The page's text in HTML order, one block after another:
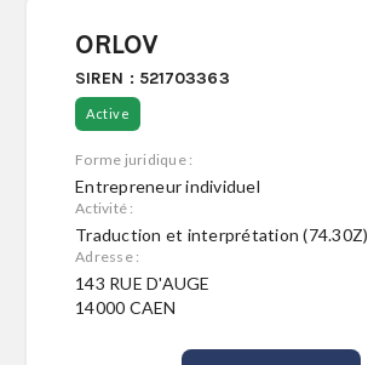
ORLOV
SIREN : 521703363
Active
Forme juridique :
Entrepreneur individuel
Activité :
Traduction et interprétation (74.30Z)
Adresse :
143 RUE D'AUGE
14000 CAEN